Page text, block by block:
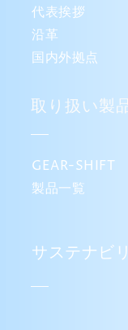
代表挨拶
沿革
国内外拠点
取り扱い製
GEAR-SHIFT
製品一覧
サステナビ